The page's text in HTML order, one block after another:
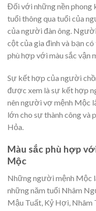
Đối với những nền phong
tuổi thông qua tuổi của
của người đàn ông.
cột của gia đình và bạn
phù hợp với màu sắc vận
Sự kết hợp của người
được xem là sự kết hợp
nên người vợ mệnh Mộc
lớn cho sự thành công và
Hỏa.
Màu sắc phù hợp
Mộc
Những người mệnh Mộc
những năm tuổi Nhâm
Mậu Tuất, Kỷ Hợi, Nhâm